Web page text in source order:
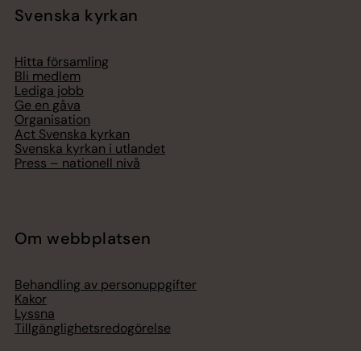
Svenska kyrkan
Hitta församling
Bli medlem
Lediga jobb
Ge en gåva
Organisation
Act Svenska kyrkan
Svenska kyrkan i utlandet
Press – nationell nivå
Om webbplatsen
Behandling av personuppgifter
Kakor
Lyssna
Tillgänglighetsredogörelse